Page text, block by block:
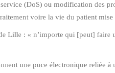
(DoS) ou modification des
voire la vie du patient mise
Lille : « n’importe qui [peut] faire
une puce électronique reliée à